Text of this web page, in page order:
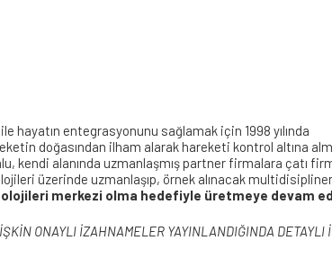
hayatın entegrasyonunu sağlamak için 1998 yılında
doğasından ilham alarak hareketi kontrol altına
kendi alanında uzmanlaşmış partner firmalara çatı
üzerinde uzmanlaşıp, örnek alınacak multidisipliner
merkezi olma hedefiyle üretmeye devam
ONAYLI İZAHNAMELER YAYINLANDIĞINDA DETAYLI